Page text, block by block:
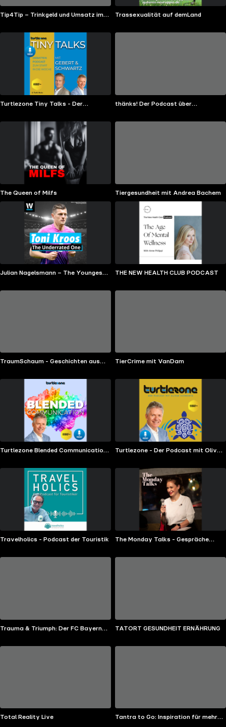
Tip4Tip – Trinkgeld und Umsatz im
Trassexualität auf demLand
Turtlezone Tiny Talks - Der
Schwartz
thänks! Der Podcast über
The Queen of Milfs Tiergesundheit mit Andrea Bachem
Julian Nagelsmann – The Youngest
THE NEW HEALTH CLUB PODCAST
TraumSchaum - Geschichten aus
TierCrime mit VanDam
Turtlezone Blended Communication
Turtlezone - Der Podcast mit Oliver
Travelholics - Podcast der Touristik
The Monday Talks - Gespräche
Trauma & Triumph: Der FC Bayern
TATORT GESUNDHEIT ERNÄHRUNG
Total Reality Live
Tantra to Go: Inspiration für mehr